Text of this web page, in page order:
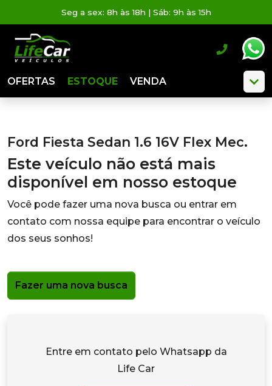
Seg a sex: 8h às 18h | Sáb: 9h às 15h
OFERTAS ESTOQUE VENDA
Ford Fiesta Sedan 1.6 16V Flex Mec.
Este veículo não está mais
disponível em nosso estoque
Você pode fazer uma nova busca ou entrar em
contato com nossa equipe para encontrar o veículo
dos seus sonhos!
Fazer uma nova busca
Entre em contato pelo Whatsapp da
Life Car